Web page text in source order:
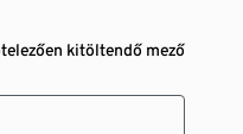
kitöltendő mező